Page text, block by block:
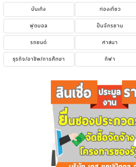
บันเทิง
ท่องเที่ยว
ฟุตบอล
ปั่นจักรยาน
รถยนต์
ศาสนา
ธุรกิจ/อาชีพ/การศึกษา
กีฬา